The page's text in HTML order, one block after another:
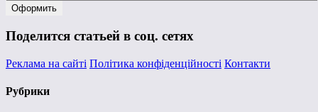
Поделится статьей в соц. сетях
Реклама на сайті Політика конфіденційності Контакти
Рубрики